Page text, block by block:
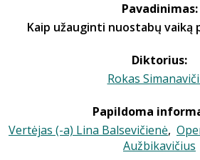
Pavadinimas:
Kaip užauginti nuostabų vaiką
Diktorius:
Rokas
Papildoma
Vertėjas (-a) Lina Balsevičienė,
Aužbikavičius